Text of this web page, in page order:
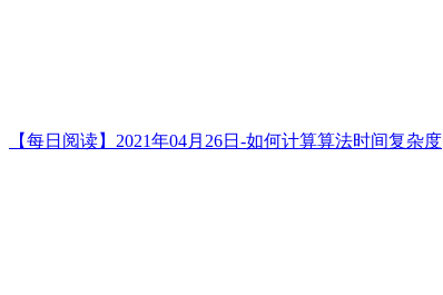
【每日阅读】2021年04月26日-如何计算算法时间复杂度